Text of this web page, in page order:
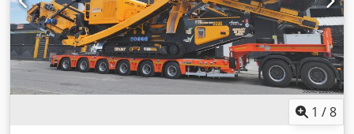
1 /8